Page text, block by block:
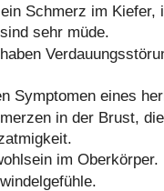
Schmerz im Kiefer,
sehr müde.
Symptomen eines
in der Brust,
im Oberkörper.